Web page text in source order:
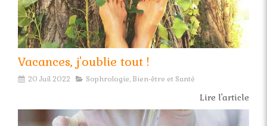
Vacances, j'oublie tout !
20 Juil 2022 Sophrologie, Bien-être et Santé
Lire l'article